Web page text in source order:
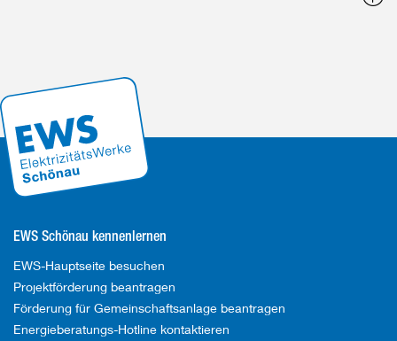
EWS Schönau kennenlernen
EWS-Hauptseite besuchen
Projektförderung beantragen
Förderung für Gemeinschaftsanlage beantragen
Energieberatungs-Hotline kontaktieren